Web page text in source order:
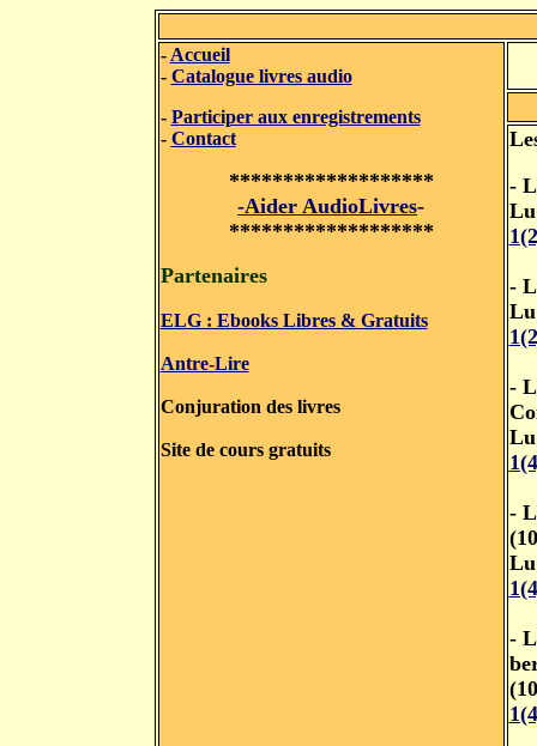
- Accueil
- Catalogue livres audio
- Participer aux enregistrements
- Contact
*******************
-Aider AudioLivres-
*******************
Partenaires
ELG : Ebooks Libres & Gratuits
Antre-Lire
Conjuration des livres
Site de cours gratuits
-
-
-
-
-